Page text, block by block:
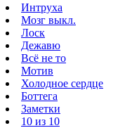
Интруха
Мозг выкл.
Лоск
Дежавю
Всё не то
Мотив
Холодное сердце
Боттега
Заметки
10 из 10